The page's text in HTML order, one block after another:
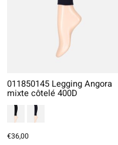
011850145 Legging Angora
mixte côtelé 400D
€36,00